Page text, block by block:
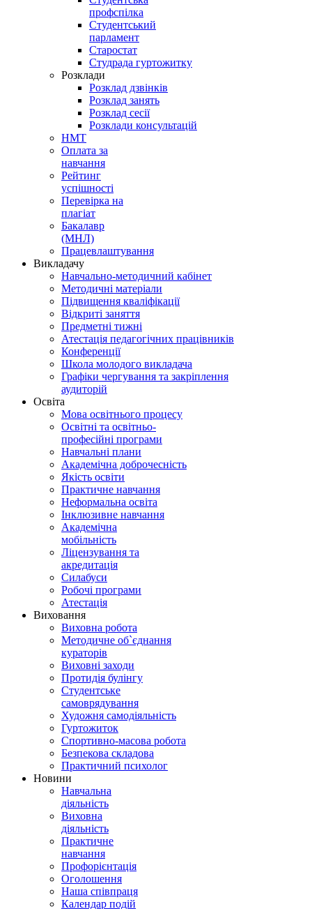
профспілка
Студентський
парламент
Старостат
Студрада гуртожитку
Розклади
Розклад дзвінків
Розклад занять
Розклад сесії
Розклади консультацій
НМТ
Оплата за
навчання
Рейтинг
успішності
Перевірка на
плагіат
Бакалавр
(МНЛ)
Працевлаштування
Викладачу
Навчально-методичний кабінет
Методичні матеріали
Підвищення кваліфікації
Відкриті заняття
Предметні тижні
Атестація педагогічних працівників
Конференції
Школа молодого викладача
Графіки чергування та закріплення
аудиторій
Освіта
Мова освітнього процесу
Освітні та освітньо-
професійні програми
Навчальні плани
Академічна доброчесність
Якість освіти
Практичне навчання
Неформальна освіта
Інклюзивне навчання
Академічна
мобільність
Ліцензування та
акредитація
Силабуси
Робочі програми
Атестація
Виховання
Виховна робота
Методичне об`єднання
кураторів
Виховні заходи
Протидія булінгу
Студентське
самоврядування
Художня самодіяльність
Гуртожиток
Спортивно-масова робота
Безпекова складова
Практичний психолог
Новини
Навчальна
діяльність
Виховна
діяльність
Практичне
навчання
Профорієнтація
Оголошення
Наша співпраця
Календар подій